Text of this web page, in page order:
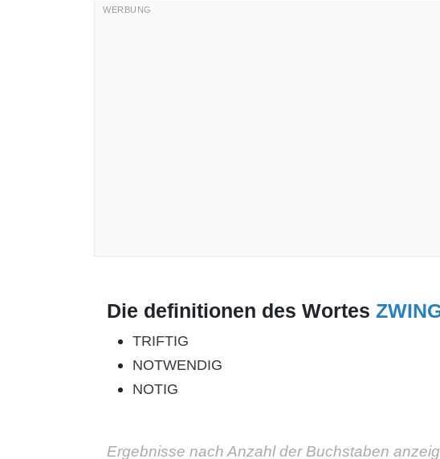
Die definitionen des Wortes
TRIFTIG
NOTWENDIG
NOTIG
Ergebnisse nach Anzahl der Buchstaben